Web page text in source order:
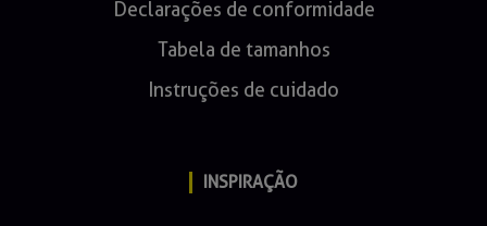
Declarações de conformidade
Tabela de tamanhos
Instruções de cuidado
INSPIRAÇÃO